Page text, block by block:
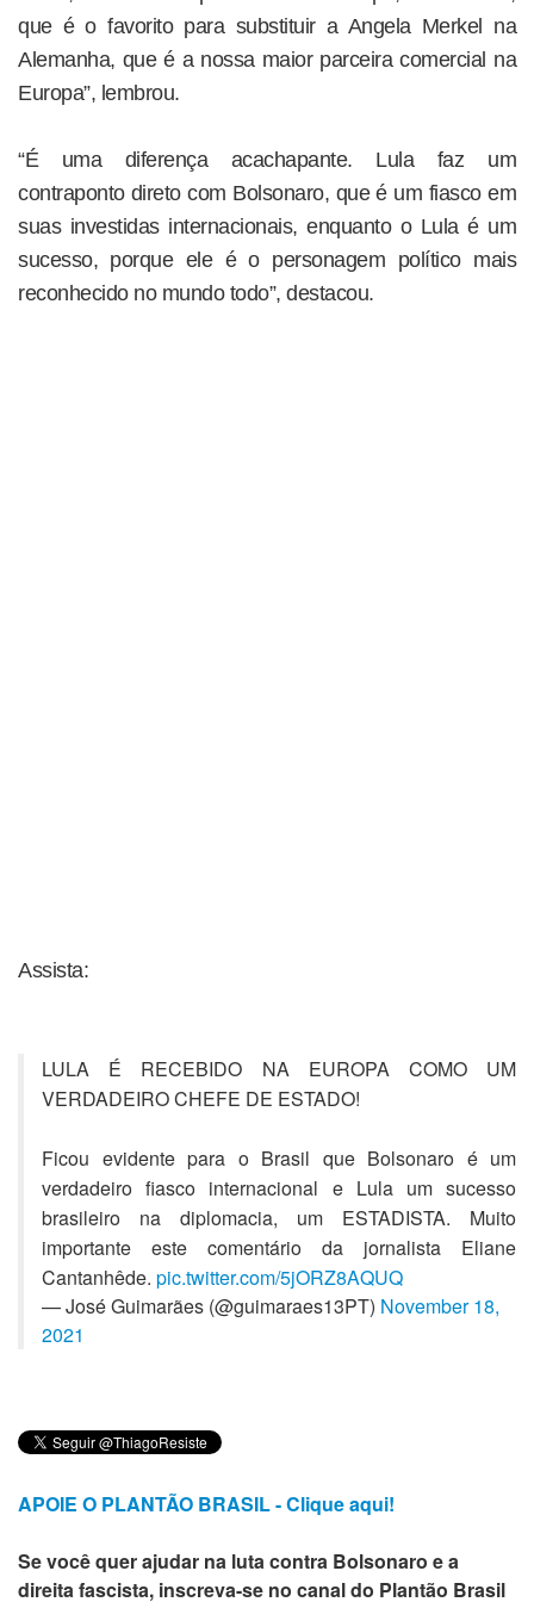
que é o favorito para substituir a Angela Merkel na
Alemanha, que é a nossa maior parceira comercial na
Europa”, lembrou.
“É uma diferença acachapante. Lula faz um
contraponto direto com Bolsonaro, que é um fiasco em
suas investidas internacionais, enquanto o Lula é um
sucesso, porque ele é o personagem político mais
reconhecido no mundo todo”, destacou.
Assista:
LULA É RECEBIDO NA EUROPA COMO UM
VERDADEIRO CHEFE DE ESTADO!
Ficou evidente para o Brasil que Bolsonaro é um
verdadeiro fiasco internacional e Lula um sucesso
brasileiro na diplomacia, um ESTADISTA. Muito
importante este comentário da jornalista Eliane
Cantanhêde. pic.twitter.com/5jORZ8AQUQ
— José Guimarães (@guimaraes13PT) November 18,
2021
APOIE O PLANTÃO BRASIL - Clique aqui!
Se você quer ajudar na luta contra Bolsonaro e a
direita fascista, inscreva-se no canal do Plantão Brasil